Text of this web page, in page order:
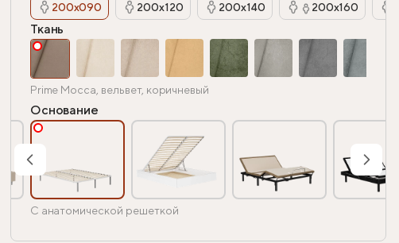
200х090 200х120 200х140 200х160
Ткань
Prime Mocca, вельвет, коричневый
Основание
С анатомической решеткой